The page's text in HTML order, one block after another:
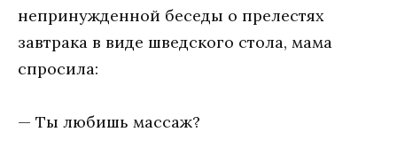
непринужденной беседы о прелестях
завтрака в виде шведского стола, мама
спросила:
— Ты любишь массаж?